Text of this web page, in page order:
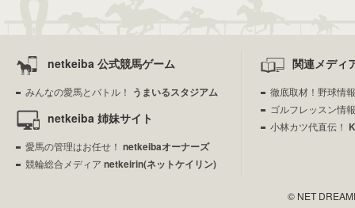
netkeiba 公式競馬ゲーム
みんなの愛馬とバトル！ うまいるスタジアム
netkeiba 姉妹サイト
愛馬の管理はお任せ！ netkeibaオーナーズ
競輪総合メディア netkeirin(ネットケイリン)
関連メディ
徹底取材！野球情
ゴルフレッスン情
小林カツ代直伝！
© NET